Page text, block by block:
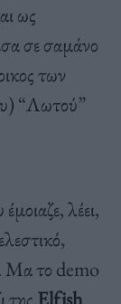
ως
σε σαμάνο
των
“Λωτού”
λέει,
Μα το demo